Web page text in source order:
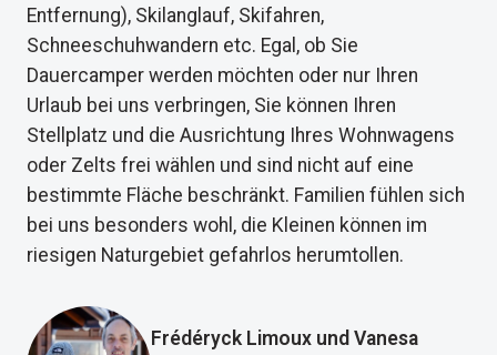
Entfernung), Skilanglauf, Skifahren,
Schneeschuhwandern etc. Egal, ob Sie
Dauercamper werden möchten oder nur Ihren
Urlaub bei uns verbringen, Sie können Ihren
Stellplatz und die Ausrichtung Ihres Wohnwagens
oder Zelts frei wählen und sind nicht auf eine
bestimmte Fläche beschränkt. Familien fühlen sich
bei uns besonders wohl, die Kleinen können im
riesigen Naturgebiet gefahrlos herumtollen.
Frédéryck Limoux und Vanesa